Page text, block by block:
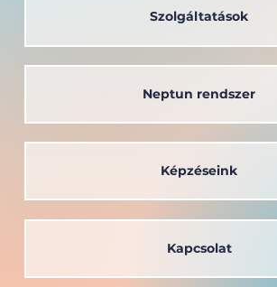
Neptun rendszer
Szolgáltatások
Kapcsolat
Képzéseink